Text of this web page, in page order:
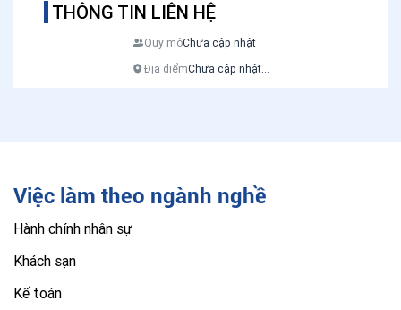
THÔNG TIN LIÊN HỆ
Quy môChưa cập nhật
Địa điểmChưa cập nhật...
Việc làm theo ngành nghề
Hành chính nhân sự
Khách sạn
Kế toán